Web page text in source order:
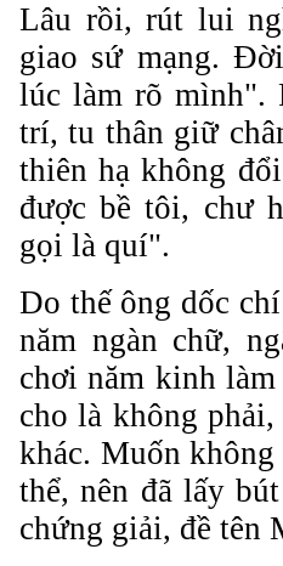
Lâu rồi, rút lui
giao sứ mạng.
lúc làm rõ mình".
trí, tu thân giữ
thiên hạ không
được bề tôi, chư
gọi là quí".
Do thế ông dốc
năm ngàn chữ,
chơi năm kinh
cho là không
khác. Muốn
thể, nên đã lấy
chứng giải, đề tên